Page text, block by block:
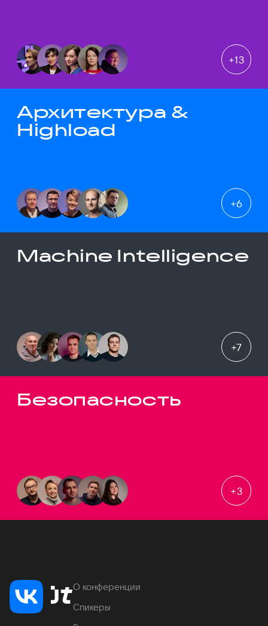
+13
Архитектура &
Highload
+6
Machine Intelligence
+7
Безопасность
+3
О конференции
Спикеры